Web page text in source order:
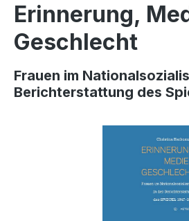
Erinnerung,
Geschlecht
Frauen im
Berichterstattung des